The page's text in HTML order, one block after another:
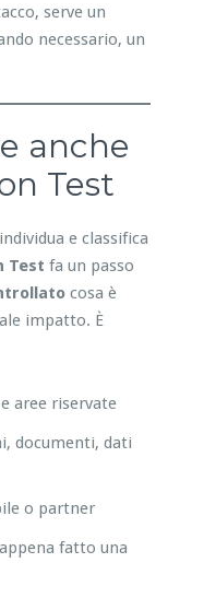
serve un
necessario, un
anche
Test
e classifica
Test fa un passo
cosa è
impatto. È
aree riservate
documenti, dati
o partner
fatto una